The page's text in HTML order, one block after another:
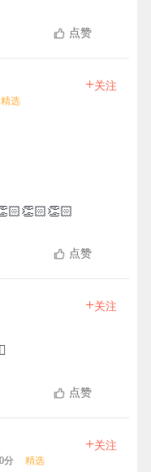
点赞
精选
+关注
点赞
+关注
点赞
分 精选
+关注